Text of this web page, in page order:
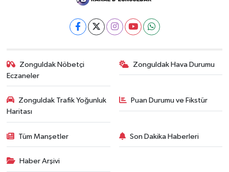
Zonguldak Nöbetçi
Eczaneler
Zonguldak Hava Durumu
Zonguldak Trafik Yoğunluk
Haritası
Puan Durumu ve Fikstür
Tüm Manşetler Son Dakika Haberleri
Haber Arşivi